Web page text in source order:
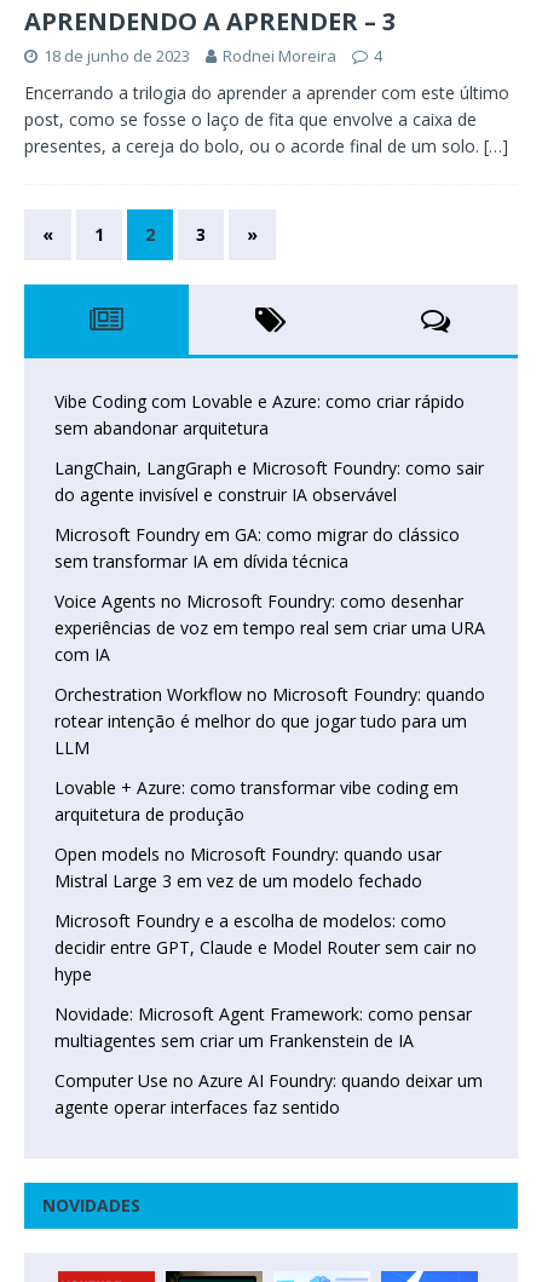
APRENDENDO A APRENDER – 3
18 de junho de 2023 Rodnei Moreira 4
Encerrando a trilogia do aprender a aprender com este último
post, como se fosse o laço de fita que envolve a caixa de
presentes, a cereja do bolo, ou o acorde final de um solo. […]
« 1 2 3 »
Vibe Coding com Lovable e Azure: como criar rápido
sem abandonar arquitetura
LangChain, LangGraph e Microsoft Foundry: como sair
do agente invisível e construir IA observável
Microsoft Foundry em GA: como migrar do clássico
sem transformar IA em dívida técnica
Voice Agents no Microsoft Foundry: como desenhar
experiências de voz em tempo real sem criar uma URA
com IA
Orchestration Workflow no Microsoft Foundry: quando
rotear intenção é melhor do que jogar tudo para um
LLM
Lovable + Azure: como transformar vibe coding em
arquitetura de produção
Open models no Microsoft Foundry: quando usar
Mistral Large 3 em vez de um modelo fechado
Microsoft Foundry e a escolha de modelos: como
decidir entre GPT, Claude e Model Router sem cair no
hype
Novidade: Microsoft Agent Framework: como pensar
multiagentes sem criar um Frankenstein de IA
Computer Use no Azure AI Foundry: quando deixar um
agente operar interfaces faz sentido
NOVIDADES